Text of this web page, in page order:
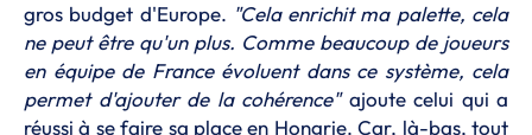
gros budget d'Europe. "Cela enrichit ma palette, cela
ne peut être qu'un plus. Comme beaucoup de joueurs
en équipe de France évoluent dans ce système, cela
permet d'ajouter de la cohérence"ajoute celui qui a
réussi à se faire sa place en Hongrie. Car, là-bas, tout